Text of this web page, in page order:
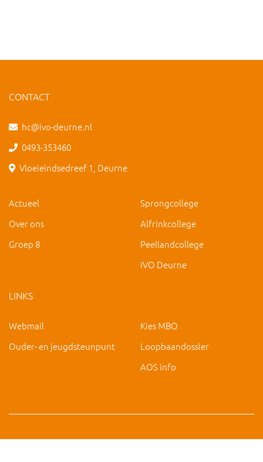
CONTACT
hc@ivo-deurne.nl
0493-353460
Vloeieindsedreef 1, Deurne
Actueel
Over ons
Groep 8
Sprongcollege
Alfrinkcollege
Peellandcollege
IVO Deurne
LINKS
Webmail
Ouder- en jeugdsteunpunt
Kies MBO
Loopbaandossier
AOS info
Copyright 2019 IVO Deurne | hc@ivo-deurne.nl|Cookies